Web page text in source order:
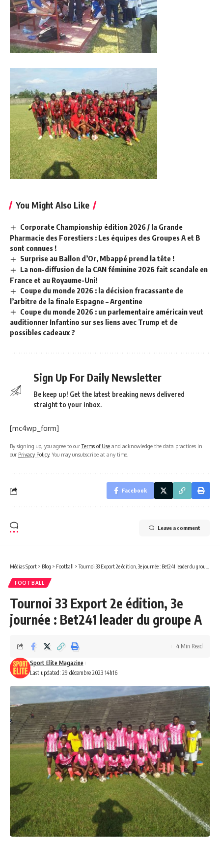
You Might Also Like
Corporate Championship édition 2026 / la Grande
Pharmacie des Forestiers : Les équipes des Groupes A et B
sont connues !
Surprise au Ballon d’Or, Mbappé prend la tête !
La non-diffusion de la CAN féminine 2026 fait scandale en
France et au Royaume-Uni!
Coupe du monde 2026 : la décision fracassante de
l’arbitre de la finale Espagne – Argentine
Coupe du monde 2026 : un parlementaire américain veut
auditionner Infantino sur ses liens avec Trump et de
possibles cadeaux ?
Sign Up For Daily Newsletter
Be keep up! Get the latest breaking news delivered
straight to your inbox.
[mc4wp_form]
By signing up, you agree to ourTerms of Use and acknowledge the data practices in
our Privacy Policy. You may unsubscribe at any time.
Facebook
Leave a comment
Médias Sport > Blog > Football >Tournoi 33 Export 2e édition, 3e journée : Bet241 leader du groupe A
FOOTBALL
Tournoi 33 Export 2e édition, 3e
journée : Bet241 leader du groupe A
Last updated: 29 décembre 2023 14h16
Sport Elite Magazine
4 Min Read